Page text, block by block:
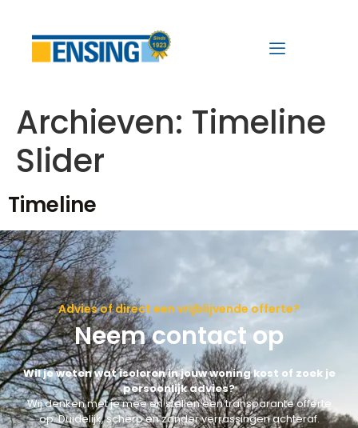
Archieven: Timeline
Slider
Timeline
Advies of direct een vrijblijvende offerte?
Neem contact op
Wil je weten wat isoleren in jouw woning kost of zoek je
persoonlijk advies?
Wij denken met je mee en stellen een transparante offerte
op. Duidelijk, scherp en zonder verrassingen achteraf.